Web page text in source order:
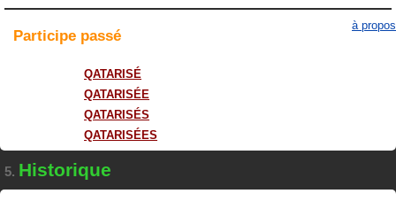
Participe passé
à propos
QATARISÉ
QATARISÉE
QATARISÉS
QATARISÉES
5. Historique